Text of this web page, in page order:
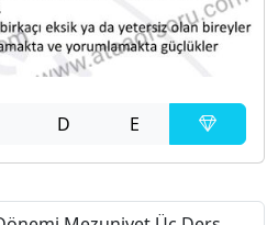
D E